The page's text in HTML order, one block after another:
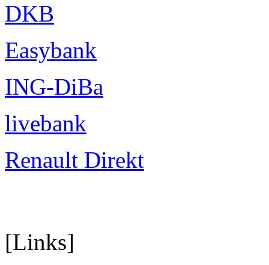
DKB
Easybank
ING-DiBa
livebank
Renault Direkt
[Links]